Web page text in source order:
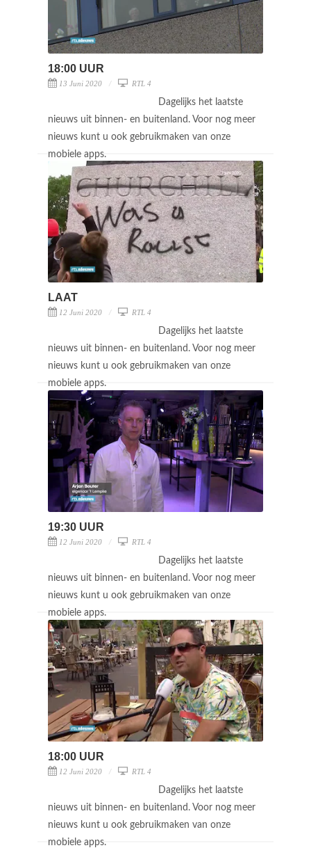
18:00 UUR
13 Juni 2020 RTL 4
Dagelijks het laatste
nieuws uit binnen- en buitenland. Voor nog meer
nieuws kunt u ook gebruikmaken van onze
mobiele apps.
LAAT
12 Juni 2020 RTL 4
Dagelijks het laatste
nieuws uit binnen- en buitenland. Voor nog meer
nieuws kunt u ook gebruikmaken van onze
mobiele apps.
19:30 UUR
12 Juni 2020 RTL 4
Dagelijks het laatste
nieuws uit binnen- en buitenland. Voor nog meer
nieuws kunt u ook gebruikmaken van onze
mobiele apps.
18:00 UUR
12 Juni 2020 RTL 4
Dagelijks het laatste
nieuws uit binnen- en buitenland. Voor nog meer
nieuws kunt u ook gebruikmaken van onze
mobiele apps.